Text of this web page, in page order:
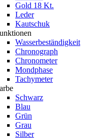
Gold 18 Kt.
Leder
Kautschuk
Wasserbeständigkeit
Chronograph
Chronometer
Mondphase
Tachymeter
Schwarz
Blau
Grün
Grau
Silber